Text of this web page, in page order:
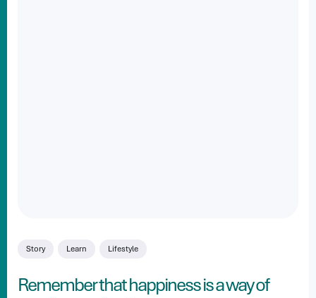
Story Learn Lifestyle
Remember that happiness is a way of